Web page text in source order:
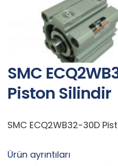
SMC
Piston Silindir
SMC ECQ2WB32-30D
Ürün ayrıntıları